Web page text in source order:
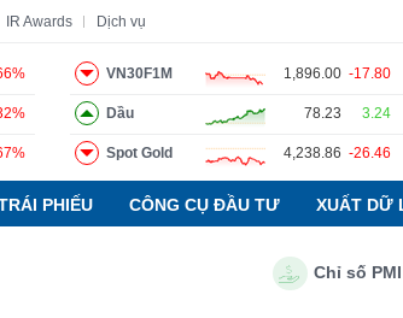
IR Awards Dịch vụ
VN30F1M 1,896.00 -17.80
Dầu 78.23 3.24
Spot Gold 4,238.86 -26.46
PHIẾU CÔNG CỤ ĐẦU TƯ XUẤT DỮ
Chỉ số PMI
cáo phân tích Thuật ngữ